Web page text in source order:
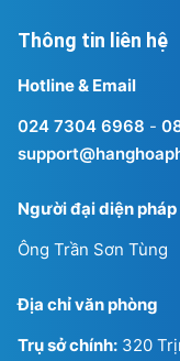
Thông tin liên hệ
Hotline & Email
024 7304 6968 -
Người đại diện
Ông Trần Sơn Tùng
Địa chỉ văn phòng
Trụ sở chính: 320